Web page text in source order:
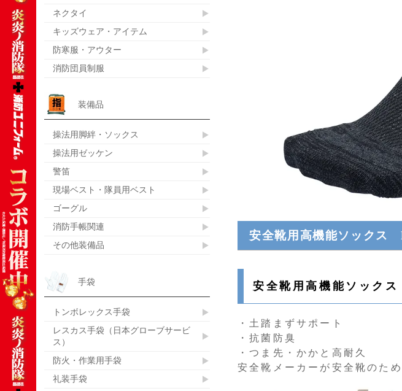
安全靴用高機能ソック
安全靴用高機能ソック
・土踏まずサポート
・抗菌防臭
・つま先・かかと高耐久
安全靴メーカーが安全靴のた
ネクタイ
キッズウェア・アイテム
防寒服・アウター
消防団員制服
装備品
操法用脚絆・ソックス
操法用ゼッケン
警笛
現場ベスト・隊員用ベスト
ゴーグル
消防手帳関連
その他装備品
手袋
トンボレックス手袋
レスカス手袋（日本グローブサービ
ス）
防火・作業用手袋
礼装手袋